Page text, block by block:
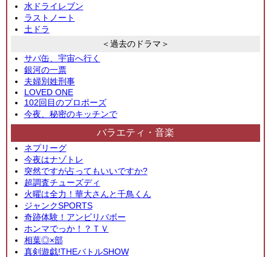
水ドライレブン
ラストノート
土ドラ
＜過去のドラマ＞
サバ缶、宇宙へ行く
銀河の一票
夫婦別姓刑事
LOVED ONE
102回目のプロポーズ
今夜、秘密のキッチンで
バラエティ・音楽
ネプリーグ
今夜はナゾトレ
突然ですが占ってもいいですか?
超調査チューズディ
火曜は全力！華大さんと千鳥くん
ジャンクSPORTS
奇跡体験！アンビリバボー
ホンマでっか！？ＴＶ
相葉◎×部
真剣遊戯!THEバトルSHOW